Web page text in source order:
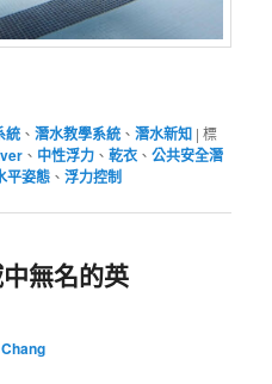
統 、潛水教學系統 、潛水新知 |標
、 中性浮力 、乾衣 、公共安全潛
平姿態 、浮力控制
無名的英